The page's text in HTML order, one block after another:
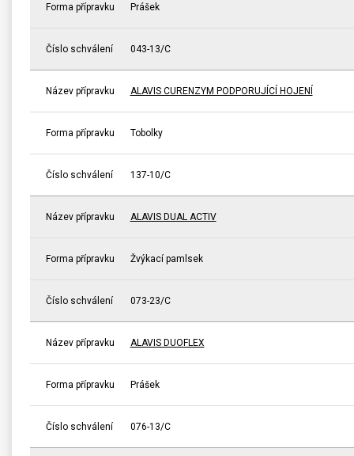
Forma přípravku Prášek
Číslo schválení 043-13/C
Název přípravku ALAVIS CURENZYM PODPORUJÍCÍ HOJENÍ
Forma přípravku Tobolky
Číslo schválení 137-10/C
Název přípravku ALAVIS DUAL ACTIV
Forma přípravku Žvýkací pamlsek
Číslo schválení 073-23/C
Název přípravku ALAVIS DUOFLEX
Forma přípravku Prášek
Číslo schválení 076-13/C